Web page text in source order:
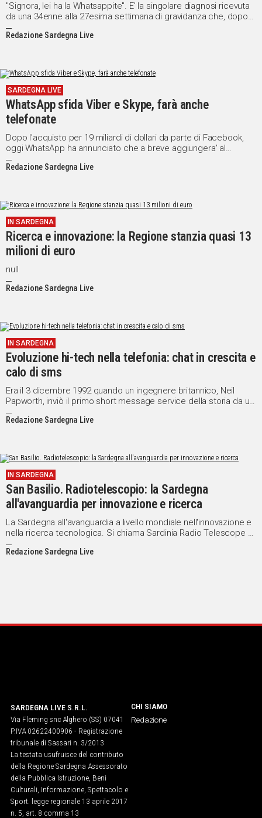
"Signora, lei ha la Whatsappite". E' la singolare diagnosi ricevuta
da una 34enne alla 27esima settimana di gravidanza che, dopo
aver trascorso 6 ore di fila a digitare forsennatamente sul suo
smartphone risposte ai messaggi di auguri ricevuti per Natale
Redazione Sardegna Live
SARDEGNA LIVE
WhatsApp sfida Viber e Skype, farà anche
telefonate
Dopo l'acquisto per 19 miliardi di dollari da parte di Facebook,
oggi WhatsApp ha annunciato che a breve aggiungera' al
servizio di messaggistica via Internet anche le chiamate vocali.
Redazione Sardegna Live
IN SARDEGNA
Ricerca e innovazione: la Regione stanzia quasi 13
milioni di euro
null
Redazione Sardegna Live
IN SARDEGNA
Evoluzione hi-tech nella telefonia: chat in crescita e
calo di sms
Era il 3 dicembre 1992 quando un ingegnere britannico, Neil
Papworth, inviò il primo short message service della storia da un
computer ad un cellulare su rete gsm. Il testo del messaggio
era “Merry Christmas”.
Redazione Sardegna Live
IN SARDEGNA
San Basilio. Radiotelescopio: la Sardegna
all'avanguardia per innovazione e ricerca
La Sardegna all'avanguardia a livello mondiale nell'innovazione e
nella ricerca tecnologica. Si chiama Sardinia Radio Telescope è
il secondo telescopio più grande al mondo e il primo in Europa,
ed é una delle più importanti eccellenze che l'Isola può vantare
Redazione Sardegna Live
SARDEGNA LIVE S.R.L.
Via Fleming snc Alghero (SS) 07041
P.IVA 02622400906 - Registrazione
tribunale di Sassari n. 3/2013
La testata usufruisce del contributo
della Regione Sardegna Assessorato
della Pubblica Istruzione, Beni
Culturali, Informazione, Spettacolo e
Sport. legge regionale 13 aprile 2017
n. 5, art. 8 comma 13
CHI SIAMO
Redazione